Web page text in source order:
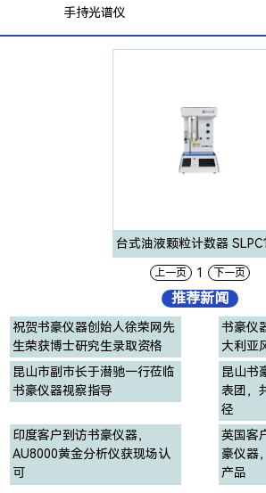
手持光谱仪
台式油液颗粒计数器
上一页 1 下一页
推荐新闻
祝贺书豪仪器创始人徐荣网先
生荣获博士研究生录取资格
书豪仪
大利亚
昆山市副市长于潜驰一行莅临
书豪仪器视察指导
昆山书
表团，
径
印度客户到访书豪仪器，
AU8000黄金分析仪获现场认
可
英国客
豪仪器
产品